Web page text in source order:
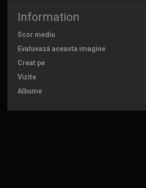
Information
Scor mediu
Evaluează aceasta imagine
Creat pe
Vizite
Albume